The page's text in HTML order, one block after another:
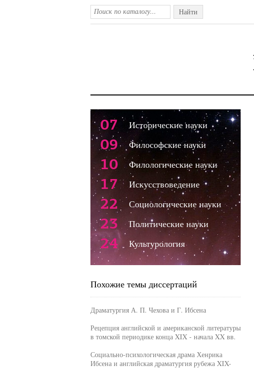
Найти
07 Исторические науки
09 Философские науки
10 Филологические науки
17 Искусствоведение
22 Социологические науки
23 Политические науки
24 Культурология
Похожие темы диссертаций
Драматургия А. П. Чехова и Г. Ибсена
Рецепция английской и американской литературы
в томской периодике конца XIX - начала XX вв.
Социально-психологическая драма Хенрика
Ибсена и английская драматургия рубежа XIX-